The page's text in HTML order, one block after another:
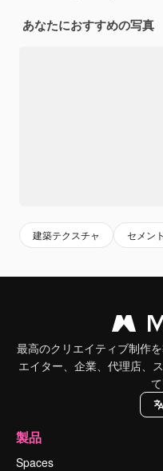
あなたにおすすめの写真
建築テクスチャ セメン
最高のクリエイティブ制作
エイター、企業、代理店、
製品
Spaces